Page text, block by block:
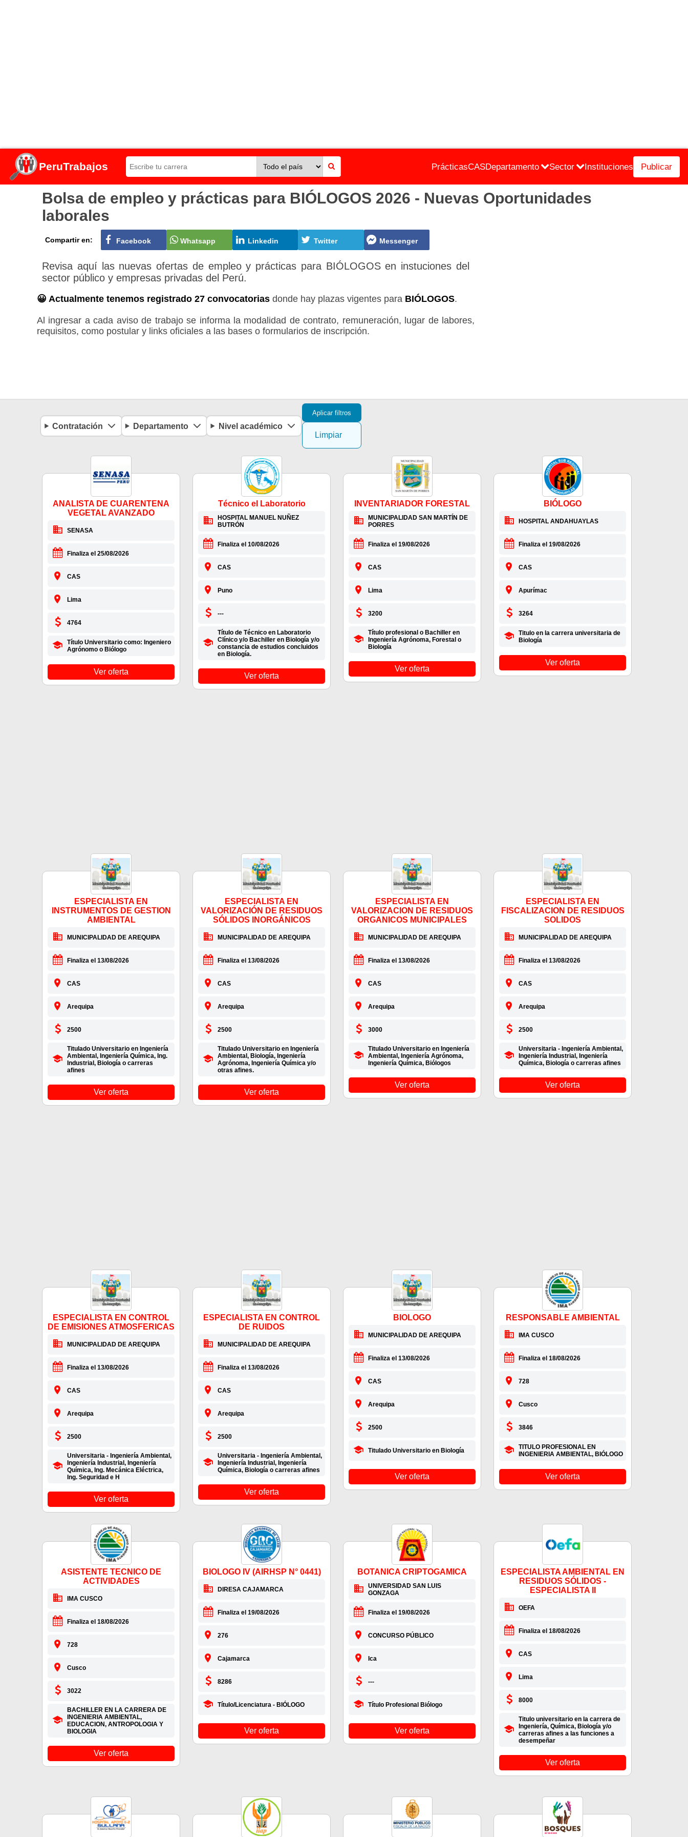
PeruTrabajos PrácticasCASDepartamento Sector Instituciones Publicar
Bolsa de empleo y prácticas para BIÓLOGOS 2026 - Nuevas Oportunidades
laborales
Compartir en: Facebook Whatsapp Linkedin Twitter Messenger
Revisa aquí las nuevas ofertas de empleo y prácticas para BIÓLOGOS en instuciones del
sector público y empresas privadas del Perú.
😀 Actualmente tenemos registrado 27 convocatorias donde hay plazas vigentes para BIÓLOGOS.
Al ingresar a cada aviso de trabajo se informa la modalidad de contrato, remuneración, lugar de labores,
requisitos, como postular y links oficiales a las bases o formularios de inscripción.
Contratación Departamento Nivel académico
Aplicar filtros
Limpiar
ANALISTA DE CUARENTENA
VEGETAL AVANZADO
SENASA
Finaliza el 25/08/2026
CAS
Lima
4764
Título Universitario como: Ingeniero
Agrónomo o Biólogo
Ver oferta
Técnico el Laboratorio
HOSPITAL MANUEL NUÑEZ
BUTRÓN
Finaliza el 10/08/2026
CAS
Puno
---
Título de Técnico en Laboratorio
Clínico y/o Bachiller en Biología y/o
constancia de estudios concluidos
en Biología.
Ver oferta
INVENTARIADOR FORESTAL
MUNICIPALIDAD SAN MARTÍN DE
PORRES
Finaliza el 19/08/2026
CAS
Lima
3200
Título profesional o Bachiller en
Ingeniería Agrónoma, Forestal o
Biología
Ver oferta
BIÓLOGO
HOSPITAL ANDAHUAYLAS
Finaliza el 19/08/2026
CAS
Apurímac
3264
Titulo en la carrera universitaria de
Biología
Ver oferta
ESPECIALISTA EN
INSTRUMENTOS DE GESTION
AMBIENTAL
MUNICIPALIDAD DE AREQUIPA
Finaliza el 13/08/2026
CAS
Arequipa
2500
Titulado Universitario en Ingeniería
Ambiental, Ingeniería Química, Ing.
Industrial, Biología o carreras
afines
Ver oferta
ESPECIALISTA EN
VALORIZACIÓN DE RESIDUOS
SÓLIDOS INORGÁNICOS
MUNICIPALIDAD DE AREQUIPA
Finaliza el 13/08/2026
CAS
Arequipa
2500
Titulado Universitario en Ingeniería
Ambiental, Biología, Ingeniería
Agrónoma, Ingeniería Química y/o
otras afines.
Ver oferta
ESPECIALISTA EN
VALORIZACION DE RESIDUOS
ORGANICOS MUNICIPALES
MUNICIPALIDAD DE AREQUIPA
Finaliza el 13/08/2026
CAS
Arequipa
3000
Titulado Universitario en Ingeniería
Ambiental, Ingeniería Agrónoma,
Ingeniería Química, Biólogos
Ver oferta
ESPECIALISTA EN
FISCALIZACION DE RESIDUOS
SOLIDOS
MUNICIPALIDAD DE AREQUIPA
Finaliza el 13/08/2026
CAS
Arequipa
2500
Universitaria - Ingeniería Ambiental,
Ingeniería Industrial, Ingeniería
Química, Biología o carreras afines
Ver oferta
ESPECIALISTA EN CONTROL
DE EMISIONES ATMOSFERICAS
MUNICIPALIDAD DE AREQUIPA
Finaliza el 13/08/2026
CAS
Arequipa
2500
Universitaria - Ingeniería Ambiental,
Ingeniería Industrial, Ingeniería
Química, Ing. Mecánica Eléctrica,
Ing. Seguridad e H
Ver oferta
ESPECIALISTA EN CONTROL
DE RUIDOS
MUNICIPALIDAD DE AREQUIPA
Finaliza el 13/08/2026
CAS
Arequipa
2500
Universitaria - Ingeniería Ambiental,
Ingeniería Industrial, Ingeniería
Química, Biología o carreras afines
Ver oferta
BIOLOGO
MUNICIPALIDAD DE AREQUIPA
Finaliza el 13/08/2026
CAS
Arequipa
2500
Titulado Universitario en Biología
Ver oferta
RESPONSABLE AMBIENTAL
IMA CUSCO
Finaliza el 18/08/2026
728
Cusco
3846
TITULO PROFESIONAL EN
INGENIERIA AMBIENTAL, BIÓLOGO
Ver oferta
ASISTENTE TECNICO DE
ACTIVIDADES
IMA CUSCO
Finaliza el 18/08/2026
728
Cusco
3022
BACHILLER EN LA CARRERA DE
INGENIERIA AMBIENTAL,
EDUCACION, ANTROPOLOGIA Y
BIOLOGIA
Ver oferta
BIOLOGO IV (AIRHSP N° 0441)
DIRESA CAJAMARCA
Finaliza el 19/08/2026
276
Cajamarca
8286
Título/Licenciatura - BIÓLOGO
Ver oferta
BOTANICA CRIPTOGAMICA
UNIVERSIDAD SAN LUIS
GONZAGA
Finaliza el 19/08/2026
CONCURSO PÚBLICO
Ica
---
Título Profesional Biólogo
Ver oferta
ESPECIALISTA AMBIENTAL EN
RESIDUOS SÓLIDOS -
ESPECIALISTA II
OEFA
Finaliza el 18/08/2026
CAS
Lima
8000
Titulo universitario en la carrera de
Ingeniería, Química, Biología y/o
carreras afines a las funciones a
desempeñar
Ver oferta